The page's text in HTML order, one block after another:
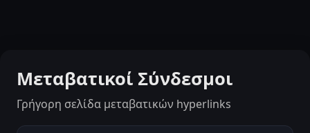
Μεταβατικοί Σύνδεσμοι
Γρήγορη σελίδα μεταβατικών hyperlinks